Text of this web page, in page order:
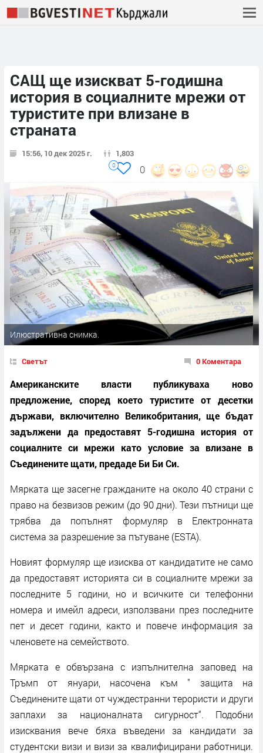
САЩ ще изискват 5-годишна
история в социалните мрежи от
туристите при влизане в
страната
15:56, 10 дек 2025 г. 1,803
0
0
Илюстративна снимка.
Светът 0 Коментара
Американските власти публикуваха ново
предложение, според което туристите от десетки
държави, включително Великобритания, ще бъдат
задължени да предоставят 5-годишна история от
социалните си мрежи като условие за влизане в
Съединените щати, предаде Би Би Си.
Мярката ще засегне гражданите на около 40 страни с
право на безвизов режим (до 90 дни). Тези пътници ще
трябва да попълнят формуляр в Електронната
система за разрешение за пътуване (ESTA).
Новият формуляр ще изисква от кандидатите не само
да предоставят историята си в социалните мрежи за
последните 5 години, но и всичките си телефонни
номера и имейл адреси, използвани през последните
пет и десет години, както и повече информация за
членовете на семейството.
Мярката е обвързана с изпълнителна заповед на
Тръмп от януари, насочена към " защита на
Съединените щати от чуждестранни терористи и други
заплахи за националната сигурност“. Подобни
изисквания вече бяха въведени за кандидати за
студентски визи и визи за квалифицирани работници.